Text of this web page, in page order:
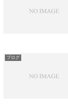
ブログ